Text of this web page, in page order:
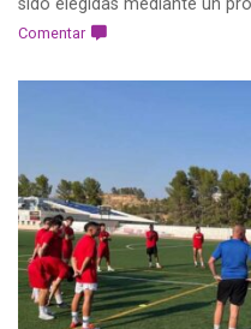
sido elegidas mediante un
Comentar